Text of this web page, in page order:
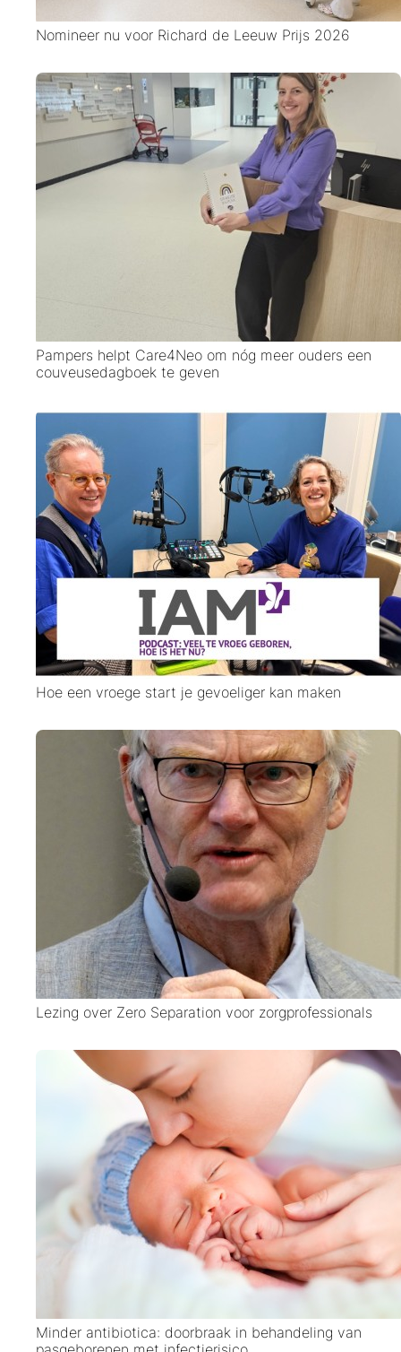
Nomineer nu voor Richard de Leeuw Prijs 2026
Pampers helpt Care4Neo om nóg meer ouders een
couveusedagboek te geven
Hoe een vroege start je gevoeliger kan maken
Lezing over Zero Separation voor zorgprofessionals
Minder antibiotica: doorbraak in behandeling van